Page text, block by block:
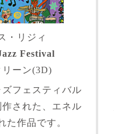
・リジィ
Festival
リーン(3D)
フェスティバル
された、エネル
た作品です。